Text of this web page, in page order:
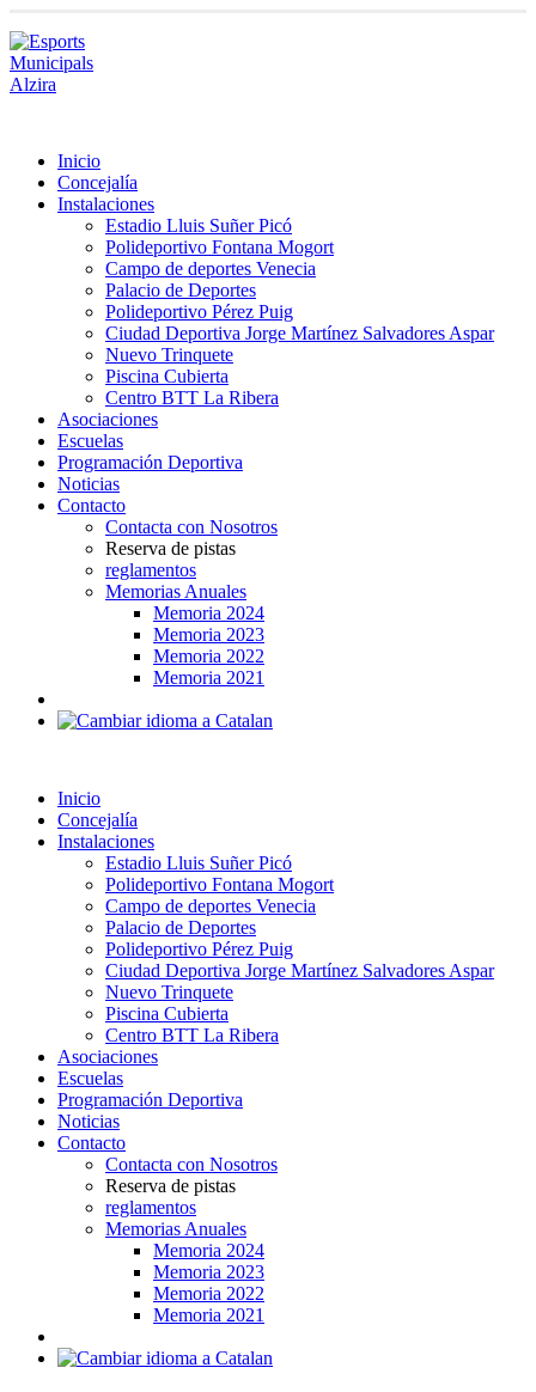
Inicio
Concejalía
Instalaciones
Estadio Lluis Suñer Picó
Polideportivo Fontana Mogort
Campo de deportes Venecia
Palacio de Deportes
Polideportivo Pérez Puig
Ciudad Deportiva Jorge Martínez Salvadores Aspar
Nuevo Trinquete
Piscina Cubierta
Centro BTT La Ribera
Asociaciones
Escuelas
Programación Deportiva
Noticias
Contacto
Contacta con Nosotros
Reserva de pistas
reglamentos
Memorias Anuales
Memoria 2024
Memoria 2023
Memoria 2022
Memoria 2021
Inicio
Concejalía
Instalaciones
Estadio Lluis Suñer Picó
Polideportivo Fontana Mogort
Campo de deportes Venecia
Palacio de Deportes
Polideportivo Pérez Puig
Ciudad Deportiva Jorge Martínez Salvadores Aspar
Nuevo Trinquete
Piscina Cubierta
Centro BTT La Ribera
Asociaciones
Escuelas
Programación Deportiva
Noticias
Contacto
Contacta con Nosotros
Reserva de pistas
reglamentos
Memorias Anuales
Memoria 2024
Memoria 2023
Memoria 2022
Memoria 2021